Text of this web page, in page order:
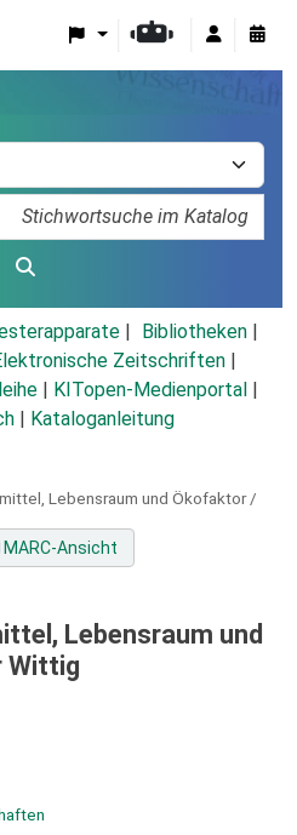
Bibliotheken
Zeitschriften
KITopen-Medienportal
Kataloganleitung
Lebensraum und Ökofaktor /
MARC-Ansicht
Lebensraum und
Wittig